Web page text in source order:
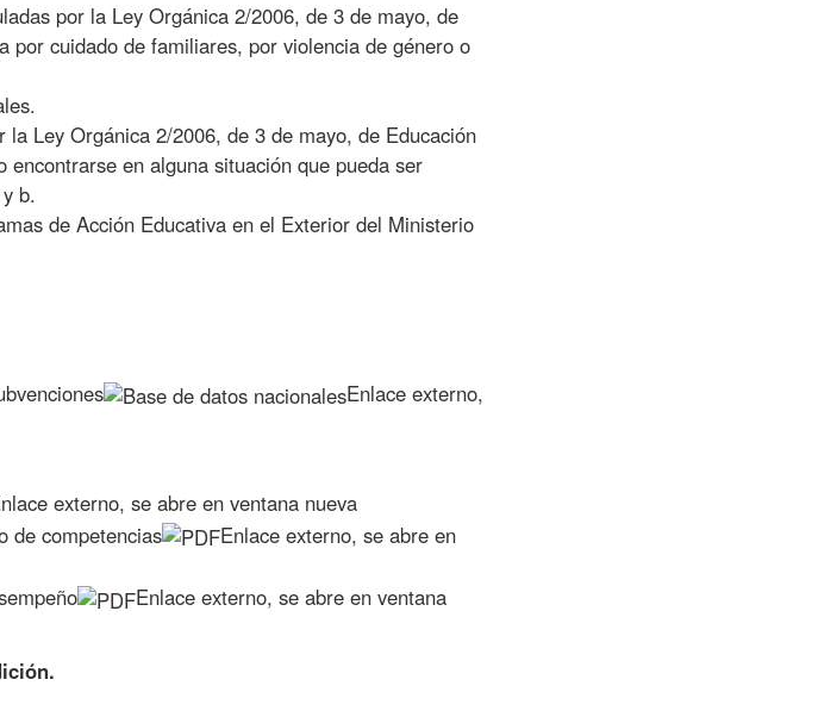
por la Ley Orgánica 2/2006, de 3 de mayo, de
por cuidado de familiares, por violencia de género o
Ley Orgánica 2/2006, de 3 de mayo, de Educación
en alguna situación que pueda ser
b.
de Acción Educativa en el Exterior del Ministerio
Enlace externo,
externo, se abre en ventana nueva
de competencias
Enlace externo, se abre en
Enlace externo, se abre en ventana